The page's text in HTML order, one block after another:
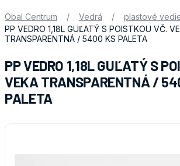
Obal Centrum / Vedrá / plastové
PP VEDRO 1,18L GUĽATÝ S POISTKOU VČ.
TRANSPARENTNÁ / 5400 KS PALETA
PP VEDRO 1,18L GUĽATÝ S
VEKA TRANSPARENTNÁ /
PALETA